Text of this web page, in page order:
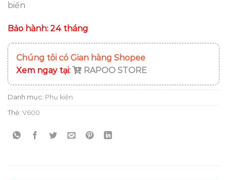
biến
Bảo hành: 24 tháng
Chúng tôi có Gian hàng Shopee
Xem ngay tại:
RAPOO STORE
Danh mục: Phụ kiện
Thẻ: V600